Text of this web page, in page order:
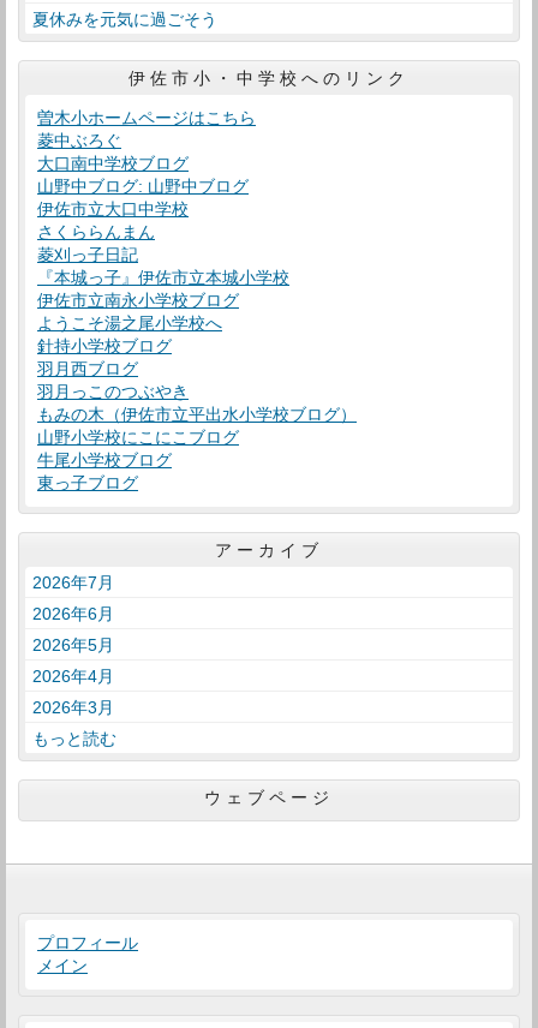
夏休みを元気に過ごそう
伊佐市小・中学校へのリンク
曽木小ホームページはこちら
菱中ぶろぐ
大口南中学校ブログ
山野中ブログ: 山野中ブログ
伊佐市立大口中学校
さくららんまん
菱刈っ子日記
『本城っ子』伊佐市立本城小学校
伊佐市立南永小学校ブログ
ようこそ湯之尾小学校へ
針持小学校ブログ
羽月西ブログ
羽月っこのつぶやき
もみの木（伊佐市立平出水小学校ブログ）
山野小学校にこにこブログ
牛尾小学校ブログ
東っ子ブログ
アーカイブ
2026年7月
2026年6月
2026年5月
2026年4月
2026年3月
もっと読む
ウェブページ
プロフィール
メイン